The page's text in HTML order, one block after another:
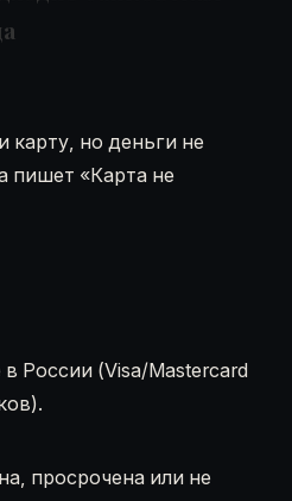
карту, но деньги не
пишет «Карта не
России (Visa/Mastercard
просрочена или не